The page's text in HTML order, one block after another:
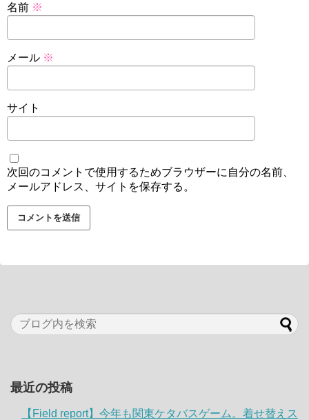
名前 ※
メール ※
サイト
次回のコメントで使用するためブラウザーに自分の名前、
メールアドレス、サイトを保存する。
最近の投稿
【Field report】今年も関東ケタバスゲーム。着せ替えス